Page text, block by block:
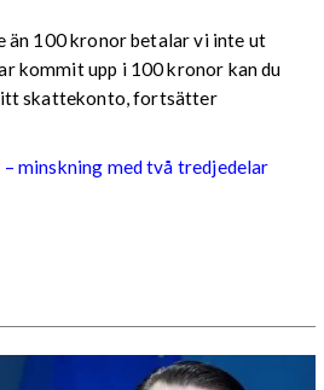
än 100 kronor betalar vi inte ut
kommit upp i 100 kronor kan du
skattekonto, fortsätter
minskning med två tredjedelar